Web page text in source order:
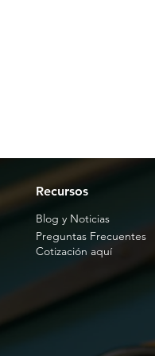
Recursos
Blog y Noticias
Preguntas Frecuentes
Cotización aquí